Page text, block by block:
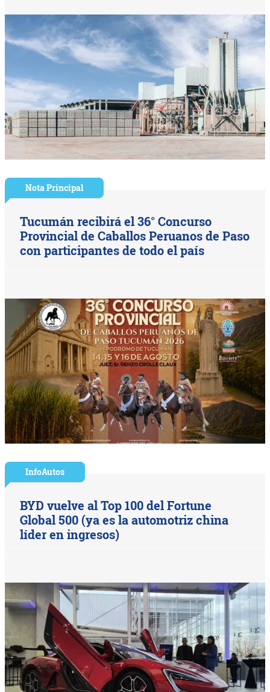
Nota Principal
Tucumán recibirá el 36° Concurso
Provincial de Caballos Peruanos de Paso
con participantes de todo el país
InfoAutos
BYD vuelve al Top 100 del Fortune
Global 500 (ya es la automotriz china
líder en ingresos)